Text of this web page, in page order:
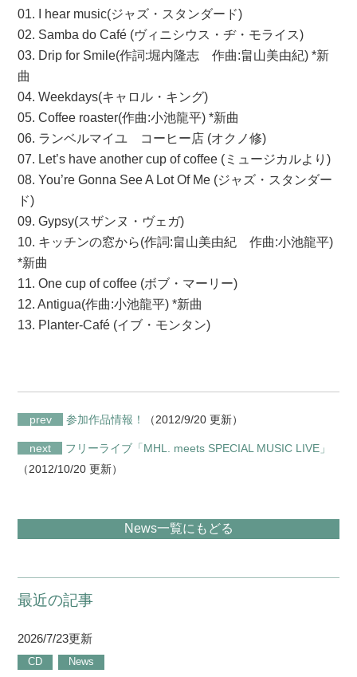
01. I hear music(ジャズ・スタンダード)
02. Samba do Café (ヴィニシウス・ヂ・モライス)
03. Drip for Smile(作詞:堀内隆志 作曲:畠山美由紀) *新
曲
04. Weekdays(キャロル・キング)
05. Coffee roaster(作曲:小池龍平) *新曲
06. ランベルマイユ コーヒー店 (オクノ修)
07. Let’s have another cup of coffee (ミュージカルより)
08. You’re Gonna See A Lot Of Me (ジャズ・スタンダー
ド)
09. Gypsy(スザンヌ・ヴェガ)
10. キッチンの窓から(作詞:畠山美由紀 作曲:小池龍平)
*新曲
11. One cup of coffee (ボブ・マーリー)
12. Antigua(作曲:小池龍平) *新曲
13. Planter-Café (イブ・モンタン)
prev 参加作品情報！ （2012/9/20 更新）
next
フリーライブ「MHL. meets SPECIAL MUSIC LIVE」
（2012/10/20 更新）
News一覧にもどる
最近の記事
2026/7/23更新
CD News